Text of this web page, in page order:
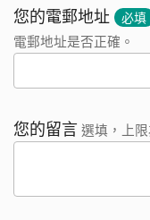
您的電郵地址 必填
電郵地址是否正確。
您的留言 選填，上